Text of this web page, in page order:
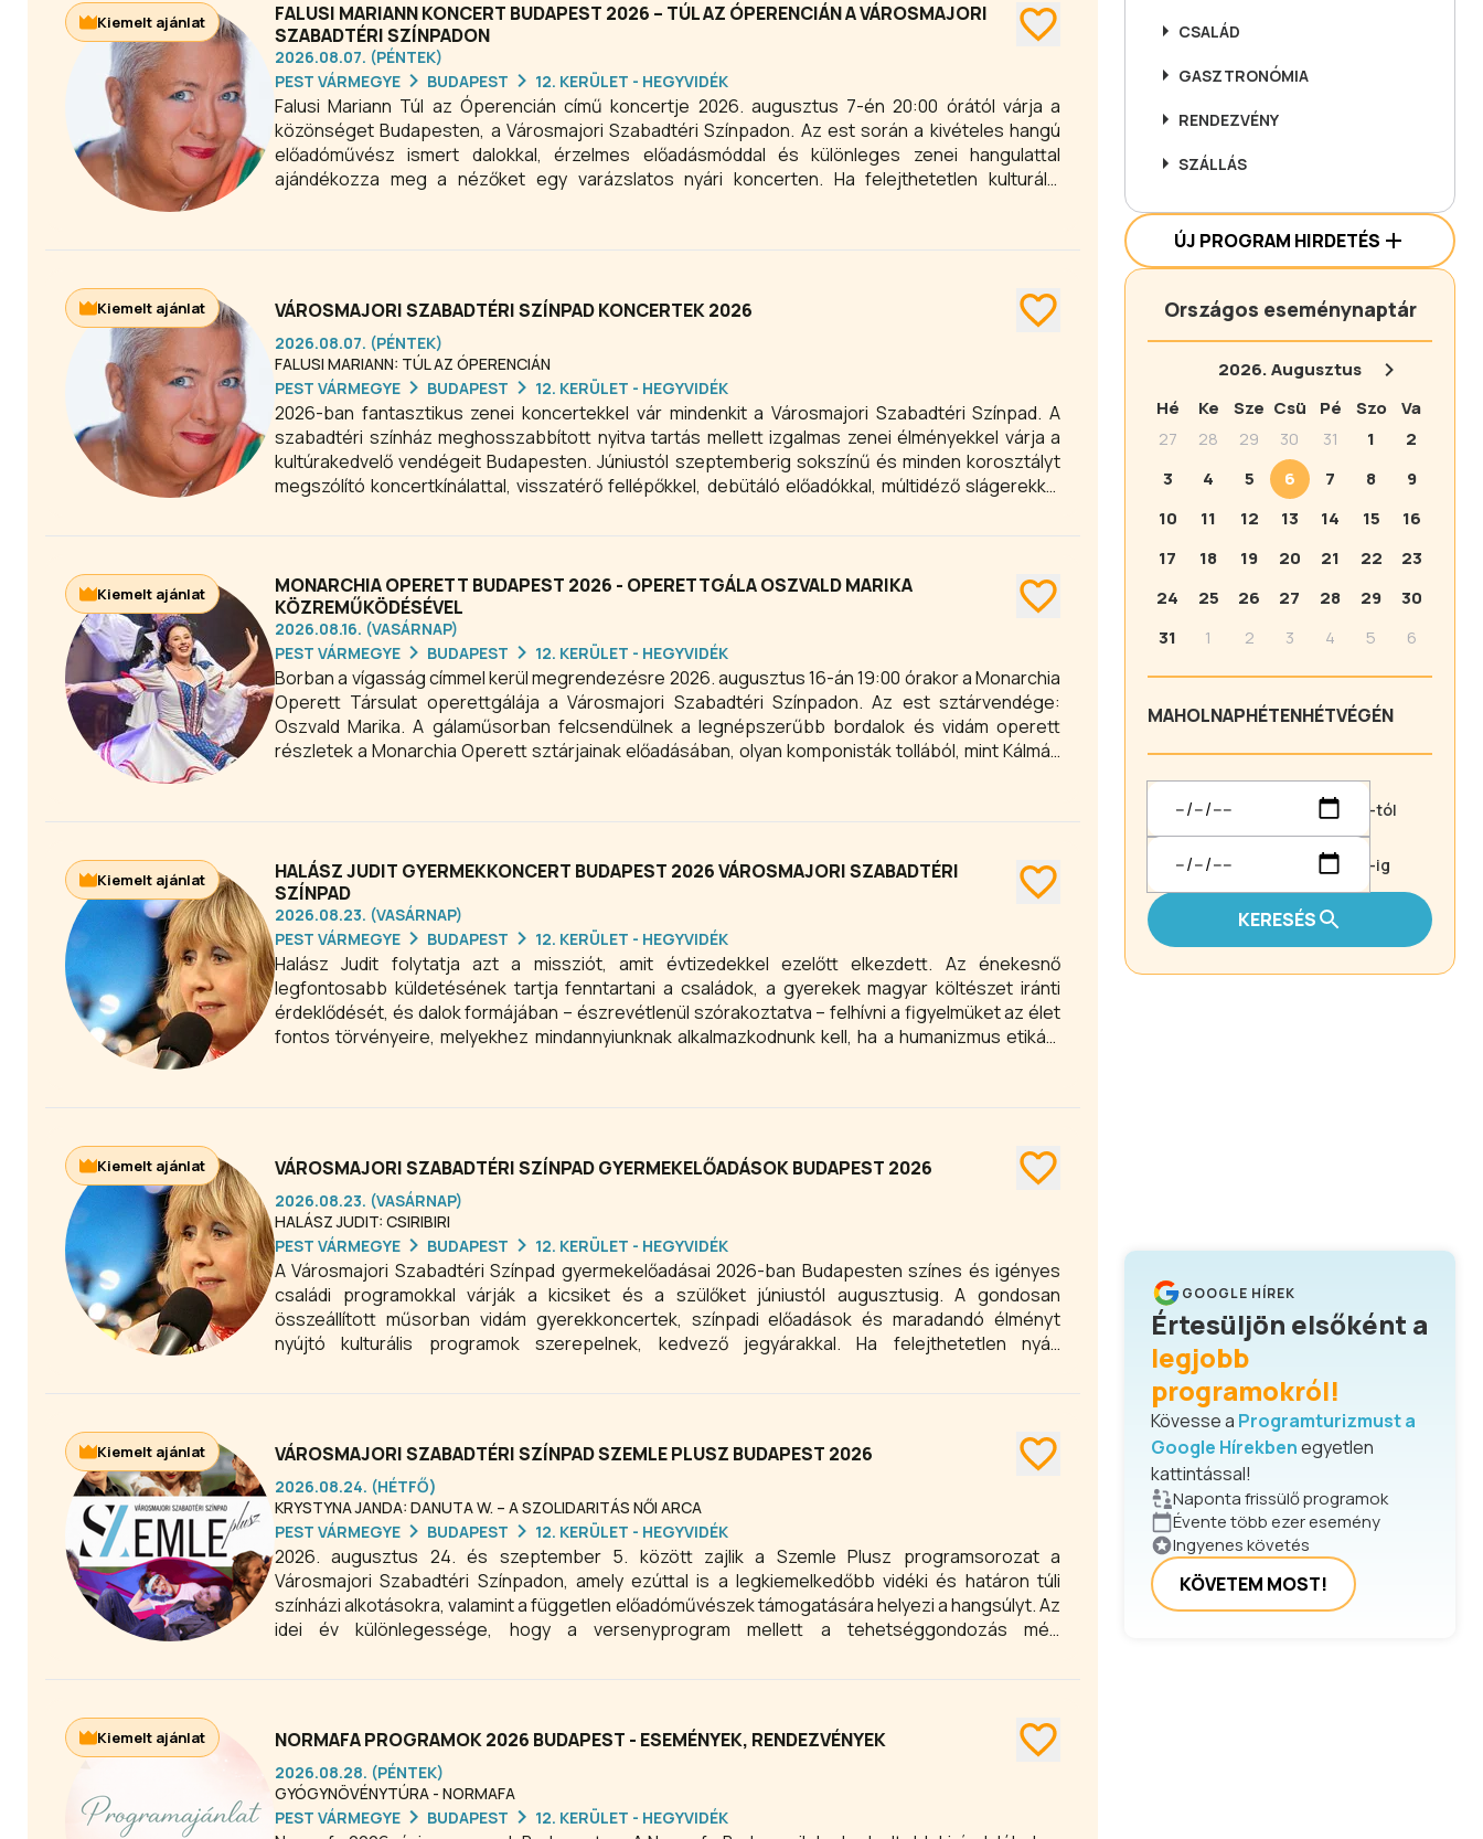
FALUSI MARIANN KONCERT BUDAPEST 2026 – TÚL AZ ÓPERENCIÁN A VÁROSMAJORI
SZABADTÉRI SZÍNPADON
2026.08.07. (PÉNTEK)
PEST VÁRMEGYE
BUDAPEST 12. KERÜLET - HEGYVIDÉK
Falusi Mariann Túl az Óperencián című koncertje 2026. augusztus 7-én 20:00 órától várja a
közönséget Budapesten, a Városmajori Szabadtéri Színpadon. Az est során a kivételes hangú
előadóművész ismert dalokkal, érzelmes előadásmóddal és különleges zenei hangulattal
ajándékozza meg a nézőket egy varázslatos nyári koncerten. Ha felejthetetlen kulturális
Kiemelt ajánlat
VÁROSMAJORI SZABADTÉRI SZÍNPAD KONCERTEK 2026
2026.08.07. (PÉNTEK)
FALUSI MARIANN: TÚL AZ ÓPERENCIÁN
PEST VÁRMEGYE
BUDAPEST 12. KERÜLET - HEGYVIDÉK
2026-ban fantasztikus zenei koncertekkel vár mindenkit a Városmajori Szabadtéri Színpad. A
szabadtéri színház meghosszabbított nyitva tartás mellett izgalmas zenei élményekkel várja a
kultúrakedvelő vendégeit Budapesten. Júniustól szeptemberig sokszínű és minden korosztályt
megszólító koncertkínálattal, visszatérő fellépőkkel, debütáló előadókkal, múltidéző slágerekkel
Kiemelt ajánlat
MONARCHIA OPERETT BUDAPEST 2026 - OPERETTGÁLA OSZVALD MARIKA
KÖZREMŰKÖDÉSÉVEL
2026.08.16. (VASÁRNAP)
PEST VÁRMEGYE
BUDAPEST 12. KERÜLET - HEGYVIDÉK
Borban a vígasság címmel kerül megrendezésre 2026. augusztus 16-án 19:00 órakor a Monarchia
Operett Társulat operettgálája a Városmajori Szabadtéri Színpadon. Az est sztárvendége:
Oszvald Marika. A gálaműsorban felcsendülnek a legnépszerűbb bordalok és vidám operett
részletek a Monarchia Operett sztárjainak előadásában, olyan komponisták tollából, mint Kálmán
Kiemelt ajánlat
HALÁSZ JUDIT GYERMEKKONCERT BUDAPEST 2026 VÁROSMAJORI SZABADTÉRI
SZÍNPAD
2026.08.23. (VASÁRNAP)
PEST VÁRMEGYE
BUDAPEST 12. KERÜLET - HEGYVIDÉK
Halász Judit folytatja azt a missziót, amit évtizedekkel ezelőtt elkezdett. Az énekesnő
legfontosabb küldetésének tartja fenntartani a családok, a gyerekek magyar költészet iránti
érdeklődését, és dalok formájában – észrevétlenül szórakoztatva – felhívni a figyelmüket az élet
fontos törvényeire, melyekhez mindannyiunknak alkalmazkodnunk kell, ha a humanizmus etikája
Kiemelt ajánlat
VÁROSMAJORI SZABADTÉRI SZÍNPAD GYERMEKELŐADÁSOK BUDAPEST 2026
2026.08.23. (VASÁRNAP)
HALÁSZ JUDIT: CSIRIBIRI
PEST VÁRMEGYE
BUDAPEST 12. KERÜLET - HEGYVIDÉK
A Városmajori Szabadtéri Színpad gyermekelőadásai 2026-ban Budapesten színes és igényes
családi programokkal várják a kicsiket és a szülőket júniustól augusztusig. A gondosan
összeállított műsorban vidám gyerekkoncertek, színpadi előadások és maradandó élményt
nyújtó kulturális programok szerepelnek, kedvező jegyárakkal. Ha felejthetetlen nyári
választás az egész család számára.
Kiemelt ajánlat
VÁROSMAJORI SZABADTÉRI SZÍNPAD SZEMLE PLUSZ BUDAPEST 2026
2026.08.24. (HÉTFŐ)
KRYSTYNA JANDA: DANUTA W. – A SZOLIDARITÁS NŐI ARCA
PEST VÁRMEGYE
BUDAPEST 12. KERÜLET - HEGYVIDÉK
2026. augusztus 24. és szeptember 5. között zajlik a Szemle Plusz programsorozat a
Városmajori Szabadtéri Színpadon, amely ezúttal is a legkiemelkedőbb vidéki és határon túli
színházi alkotásokra, valamint a független előadóművészek támogatására helyezi a hangsúlyt. Az
idei év különlegessége, hogy a versenyprogram mellett a tehetséggondozás még
OFF program keretében.
Kiemelt ajánlat
NORMAFA PROGRAMOK 2026 BUDAPEST - ESEMÉNYEK, RENDEZVÉNYEK
2026.08.28. (PÉNTEK)
GYÓGYNÖVÉNYTÚRA - NORMAFA
PEST VÁRMEGYE
BUDAPEST 12. KERÜLET - HEGYVIDÉK
Kiemelt ajánlat
CSALÁD
GASZTRONÓMIA
RENDEZVÉNY
SZÁLLÁS
ÚJ PROGRAM HIRDETÉS
Országos eseménynaptár
2026.Augusztus
Hé
Ke Sze Csü Pé Szo
Va
27
28 29 30 31 1
2
3
4 5 6 7 8
9
10
11 12 13 14 15
16
17
18 19 20 21 22
23
24
25 26 27 28 29
30
31
1 2 3 4 5 6
MAHOLNAPHÉTENHÉTVÉGÉN
-tól
-ig
KERESÉS
GOOGLE HÍREK
Értesüljön elsőként a
legjobb
programokról!
Kövesse a Programturizmust a
Google Hírekbenegyetlen
kattintással!
Naponta frissülő programok
Évente több ezer esemény
Ingyenes követés
KÖVETEM MOST!